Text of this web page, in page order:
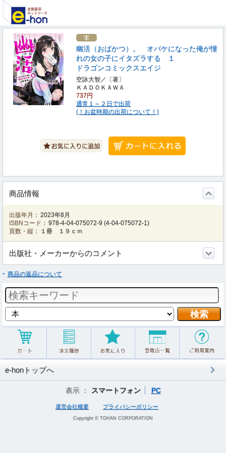
幽活（おばかつ）。 オバケになった俺が憧
れの女の子にイタズラする １
ドラゴンコミックスエイジ
空詠大智／〔著〕
ＫＡＤＯＫＡＷＡ
737円
通常１～２日で出荷
(！お盆時期の出荷について！)
商品情報
出版年月： 2023年8月
ISBNコード： 978-4-04-075072-9 (4-04-075072-1)
頁数・縦：
１冊 １９ｃｍ
出版社・メーカーからのコメント
商品の返品について
e-honトップへ
表示 ： スマートフォン PC
運営会社概要 プライバシーポリシー
Copyright © TOHAN CORPORATION